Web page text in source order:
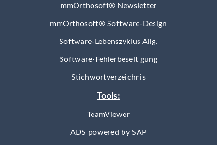
mmOrthosoft® Newsletter
mmOrthosoft® Software-Design
Software-Lebenszyklus Allg.
Software-Fehlerbeseitigung
Stichwortverzeichnis
Tools:
TeamViewer
ADS powered by SAP